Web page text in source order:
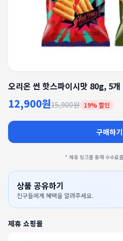
오리온 썬 핫스파이시맛 80g, 5
12,900원15,900원 19% 할인
구매하기
* 제휴 링크를 통해 수수료
상품 공유하기
친구들에게 혜택을 알려주세요.
제휴 쇼핑몰